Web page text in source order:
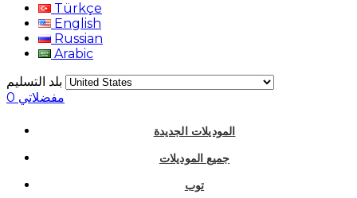
Türkçe
English
Russian
Arabic
بلد التسليم
مفضلاتي 0
الموديلات الجديدة
جميع الموديلات
توب